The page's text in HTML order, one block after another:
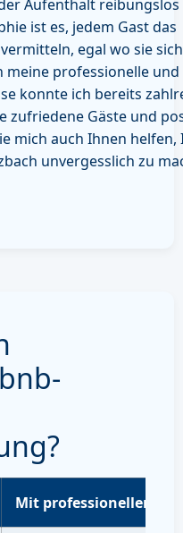
Aufenthalt reibungslos
ist es, jedem Gast das
egal wo sie sich
meine professionelle und
konnte ich bereits
zufriedene Gäste und
mich auch Ihnen helfen,
unvergesslich zu
Mit professioneller